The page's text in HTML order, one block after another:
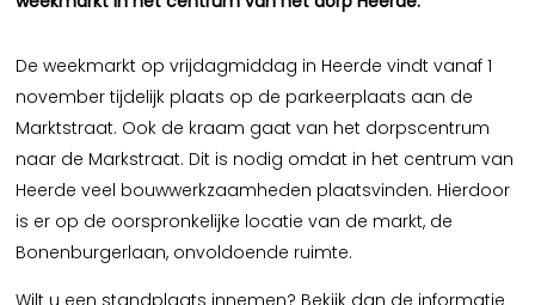
De weekmarkt op vrijdagmiddag in Heerde vindt vanaf 1
november tijdelijk plaats op de parkeerplaats aan de
Marktstraat. Ook de kraam gaat van het dorpscentrum
naar de Markstraat. Dit is nodig omdat in het centrum van
Heerde veel bouwwerkzaamheden plaatsvinden. Hierdoor
is er op de oorspronkelijke locatie van de markt, de
Bonenburgerlaan, onvoldoende ruimte.
Wilt u een standplaats innemen? Bekijk dan de informatie